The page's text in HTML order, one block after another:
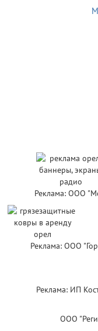
Реклама: ООО
Реклама: ООО
Реклама: ИП
ООО